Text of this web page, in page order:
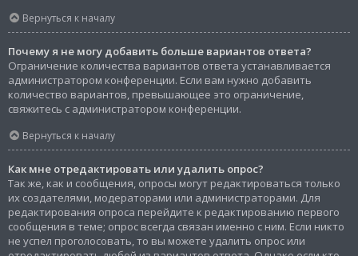
Вернуться к началу
Почему я не могу добавить больше вариантов ответа?
Ограничение количества вариантов ответа устанавливается
администратором конференции. Если вам нужно добавить
количество вариантов, превышающее это ограничение,
свяжитесь с администратором конференции.
Вернуться к началу
Как мне отредактировать или удалить опрос?
Так же, как и сообщения, опросы могут редактироваться только
их создателями, модераторами или администраторами. Для
редактирования опроса перейдите к редактированию первого
сообщения в теме; опрос всегда связан именно с ним. Если никто
не успел проголосовать, то вы можете удалить опрос или